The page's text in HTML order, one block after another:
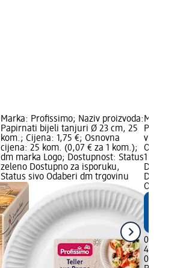
Marka: Profissimo; Naziv proizvoda:
Papirnati bijeli tanjuri Ø 23 cm, 25
kom.; Cijena: 1,75 €; Osnovna
cijena: 25 kom. (0,07 € za 1 kom.);
dm marka Logo; Dostupnost: Status
zeleno Dostupno za isporuku,
Status sivo Odaberi dm trgovinu
Marka:
Papirnate
vrsta, 40
Osnovna
1 kom.);
Dostupno
Odaberi
0,95 €
40 kom.